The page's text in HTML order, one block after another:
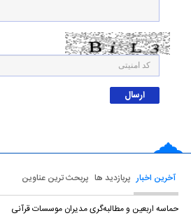
آخرین اخبار پربازدید ها پربحث ترین عناوین
حماسه اربعین و مطالبه‌گری مدیران موسسات قرآنی